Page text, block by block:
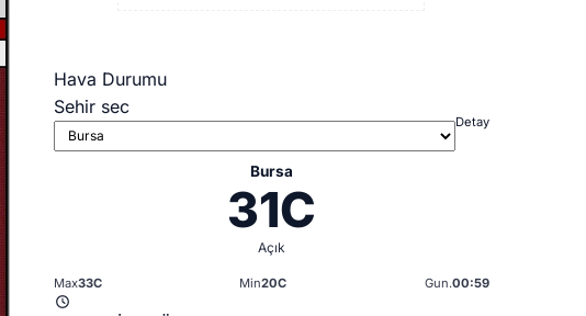
Hava Durumu
Sehir sec
Detay
Bursa
31C
Açık
Max33C Min20C Gun.00:59